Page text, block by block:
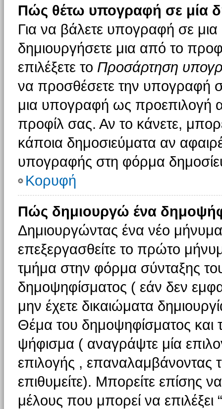
Πώς θέτω υπογραφή σε μία
Για να βάλετε υπογραφή σε
δημιουργήσετε μια από το
επιλέξετε το Προσάρτηση
να προσθέσετε την υπογραφή
μια υπογραφή ως προεπιλογή
προφίλ σας. Αν το κάνετε,
κάποια δημοσιεύματα αν
υπογραφής στη φόρμα
Κορυφή
Πώς δημιουργώ ένα
Δημιουργώντας ένα νέο
επεξεργασθείτε το πρώτο
τμήμα στην φόρμα σύνταξης
δημοψηφίσματος ( εάν δεν
μην έχετε δικαιώματα
Θέμα του δημοψηφίσματος και
ψήφισμα ( αναγράψτε μία
επιλογής , επαναλαμβάνοντας
επιθυμείτε). Μπορείτε επίσης
μέλους που μπορεί να επιλέξει